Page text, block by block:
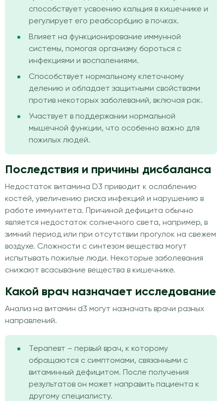
способствует усвоению кальция в кишечнике и
регулирует его реабсорбцию в почках.
Влияет на функционирование иммунной
системы, помогая организму бороться с
инфекциями и воспалениями.
Способствует нормальному клеточному
делению и обладает защитными свойствами
против некоторых заболеваний, включая рак.
Участвует в поддержании нормальной
мышечной функции, что особенно важно для
пожилых людей.
Последствия и причины дисбаланса
Недостаток витамина D3 приводит к ослаблению
костей, увеличению риска инфекций и нарушению в
работе иммунитета. Причиной дефицита обычно
является недостаток солнечного света, например, в
зимний период или при отсутствии прогулок на свежем
воздухе. Сложности с синтезом вещества могут
испытывать пожилые люди. Некоторые заболевания
снижают всасывание вещества в кишечнике.
Какой врач назначает исследование
Анализ на витамин d3 могут назначать врачи разных
направлений.
Терапевт – первый врач, к которому
обращаются с симптомами, связанными с
витаминный дефицитом. После получения
результатов он может направить пациента к
другому специалисту.